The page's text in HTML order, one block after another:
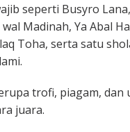
seperti Busyro
Madinah, Ya Abal
Toha, serta satu
trofi, piagam, dan
juara.